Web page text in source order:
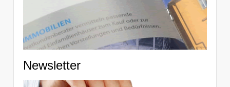
Newsletter